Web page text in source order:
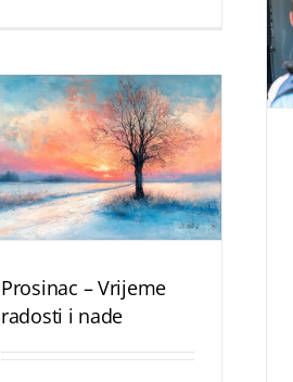
Prosinac – Vrijeme
radosti i nade